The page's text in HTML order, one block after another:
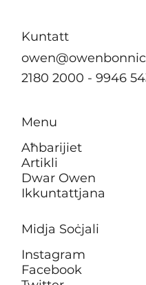
Kuntatt
2180 2000 - 9946
Menu
Aħbarijiet
Artikli
Dwar Owen
Ikkuntattjana
Midja Soċjali
Instagram
Facebook